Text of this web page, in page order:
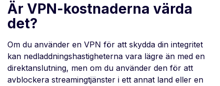
Är VPN-kostnaderna värda
det?
Om du använder en VPN för att skydda din integritet
kan nedladdningshastigheterna vara lägre än med en
direktanslutning, men om du använder den för att
avblockera streamingtjänster i ett annat land eller en